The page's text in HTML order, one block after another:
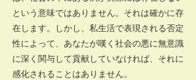
という意味ではありません。それは確かに存
在します。しかし、私生活で表現される否定
性によって、あなたが嘆く社会の悪に無意識
に深く関与して貢献していなければ、それに
感化されることはありません。